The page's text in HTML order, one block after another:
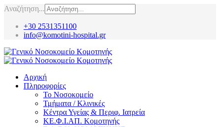
Αναζήτηση...
+30 2531351100
info@komotini-hospital.gr
Αρχική
Πληροφορίες
Το Νοσοκομείο
Τμήματα / Κλινικές
Κέντρα Υγείας & Περιφ. Ιατρεία
ΚΕ.Φ.Ι.ΑΠ. Κομοτηνής